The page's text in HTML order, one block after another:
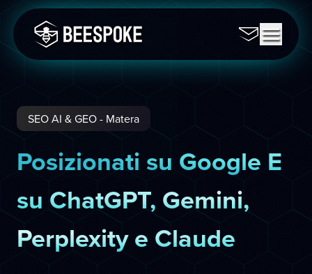
SEO AI & GEO - Matera
Posizionati su Google E
su ChatGPT, Gemini,
Perplexity e Claude